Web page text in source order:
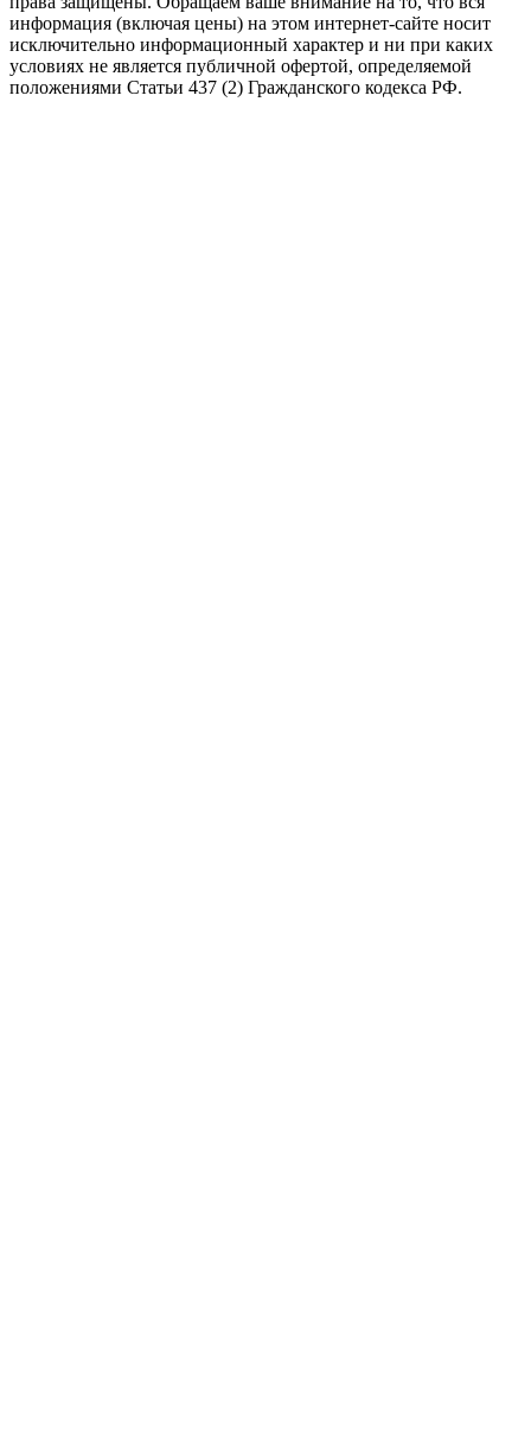
информация (включая цены) на этом интернет-сайте носит
исключительно информационный характер и ни при каких
условиях не является публичной офертой, определяемой
положениями Статьи 437 (2) Гражданского кодекса РФ.